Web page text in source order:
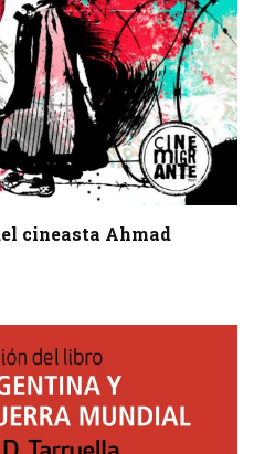
cineasta Ahmad